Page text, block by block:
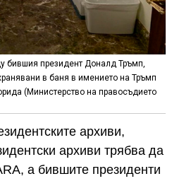
бившия президент Доналд Тръмп,
в баня в имението на Тръмп
(Министерство на правосъдието
архиви,
архиви трябва да
а бившите президенти